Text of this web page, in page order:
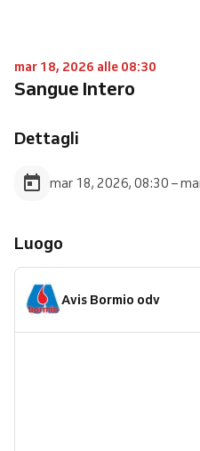
mar 18, 2026 alle 08:30
Sangue Intero
Dettagli
mar 18, 2026, 08:30 –
Luogo
Avis Bormio odv